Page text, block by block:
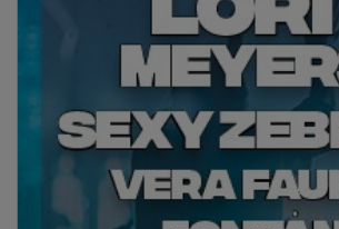
Música en plena Serranía conquense